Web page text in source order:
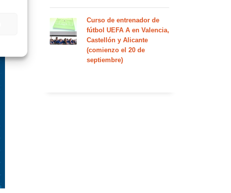
Curso de entrenador de
fútbol UEFA A en Valencia,
Castellón y Alicante
(comienzo el 20 de
septiembre)